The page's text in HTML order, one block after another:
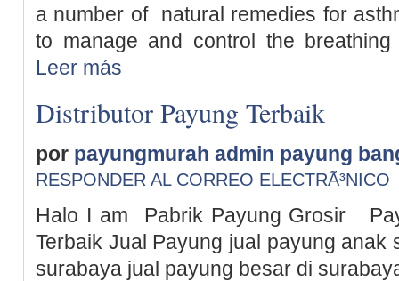
a number of natural remedies for
to manage and control the breathing
Leer más
Distributor Payung Terbaik
por payungmurah admin payung
RESPONDER AL CORREO ELECTRÃ³NICO
Halo I am Pabrik Payung Grosir
Terbaik Jual Payung jual payung anak
surabaya jual payung besar di